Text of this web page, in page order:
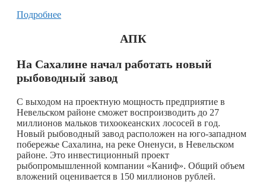
Подробнее
АПК
На Сахалине начал работать новый
рыбоводный завод
С выходом на проектную мощность предприятие в
Невельском районе сможет воспроизводить до 27
миллионов мальков тихоокеанских лососей в год.
Новый рыбоводный завод расположен на юго-западном
побережье Сахалина, на реке Оненуси, в Невельском
районе. Это инвестиционный проект
рыбопромышленной компании «Каниф». Общий объем
вложений оценивается в 150 миллионов рублей.